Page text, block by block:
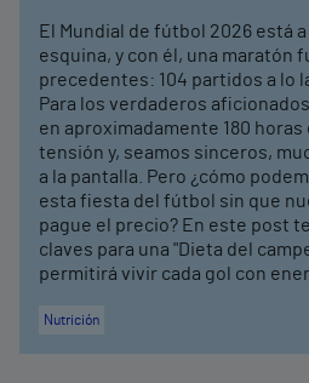
El Mundial de fútbol 2026 está
esquina, y con él, una maratón
precedentes: 104 partidos a lo
Para los verdaderos
en aproximadamente 180 horas
tensión y, seamos sinceros,
a la pantalla. Pero ¿cómo
esta fiesta del fútbol sin que
pague el precio? En este post
claves para una "Dieta del
permitirá vivir cada gol con
Nutrición